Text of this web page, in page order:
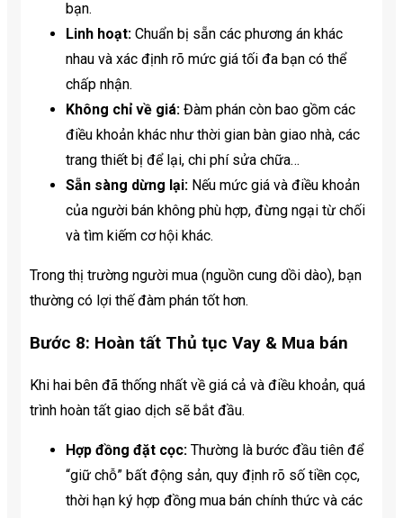
bạn.
Linh hoạt: Chuẩn bị sẵn các phương án khác
nhau và xác định rõ mức giá tối đa bạn có thể
chấp nhận.
Không chỉ về giá: Đàm phán còn bao gồm các
điều khoản khác như thời gian bàn giao nhà, các
trang thiết bị để lại, chi phí sửa chữa…
Sẵn sàng dừng lại: Nếu mức giá và điều khoản
của người bán không phù hợp, đừng ngại từ chối
và tìm kiếm cơ hội khác.
Trong thị trường người mua (nguồn cung dồi dào), bạn
thường có lợi thế đàm phán tốt hơn.
Bước 8: Hoàn tất Thủ tục Vay & Mua bán
Khi hai bên đã thống nhất về giá cả và điều khoản, quá
trình hoàn tất giao dịch sẽ bắt đầu.
Hợp đồng đặt cọc: Thường là bước đầu tiên để
“giữ chỗ” bất động sản, quy định rõ số tiền cọc,
thời hạn ký hợp đồng mua bán chính thức và các